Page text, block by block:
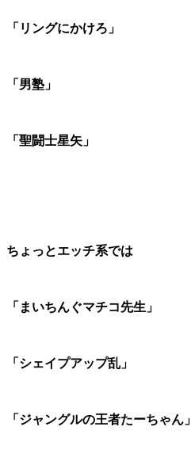
「リングにかけろ」
「男塾」
「聖闘士星矢」
ちょっとエッチ系では
「まいちんぐマチコ先生」
「シェイプアップ乱」
「ジャングルの王者たーちゃん」